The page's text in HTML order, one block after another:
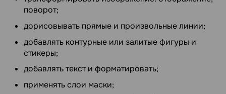
поворот;
дорисовывать прямые и произвольные линии;
добавлять контурные или залитые фигуры и
стикеры;
добавлять текст и форматировать;
применять слои маски;